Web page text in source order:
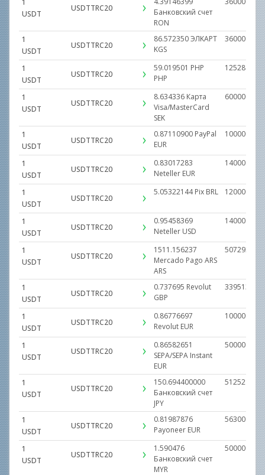
1
USDT
USDTTRC20
Банковский счет
RON
1
USDT
USDTTRC20
86.572350ЭЛKAPT
KGS
1
USDT
USDTTRC20
59.019501 PHP
PHP
1
USDT
USDTTRC20
8.634336 Карта
Visa/MasterCard
SEK
1
USDT
USDTTRC20
0.87110900 PayPal
EUR
1
USDT
USDTTRC20
0.83017283
Neteller EUR
1
USDT
USDTTRC20
5.05322144 Pix BRL
1
USDT
USDTTRC20
0.95458369
Neteller USD
1
USDT
USDTTRC20
1511.156237
Mercado Pago ARS
ARS
1
USDT
USDTTRC20
0.737695 Revolut
GBP
1
USDT
USDTTRC20
0.86776697
Revolut EUR
1
USDT
USDTTRC20
0.86582651
SEPA/SEPA Instant
EUR
1
USDT
USDTTRC20
150.694400000
Банковский счет
JPY
1
USDT
USDTTRC20
0.81987876
Payoneer EUR
1
USDT
USDTTRC20
1.590476
Банковский счет
MYR